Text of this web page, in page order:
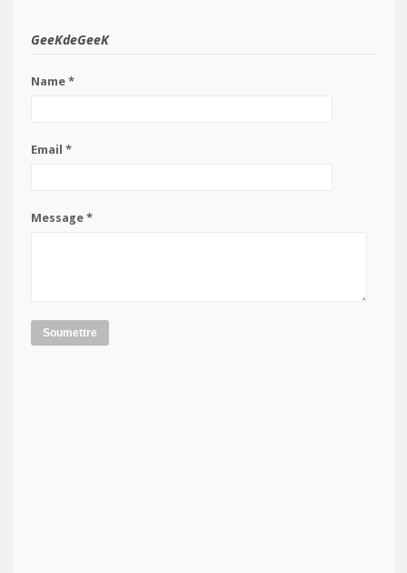
GeeKdeGeeK
Name *
Email *
Message *
Soumettre